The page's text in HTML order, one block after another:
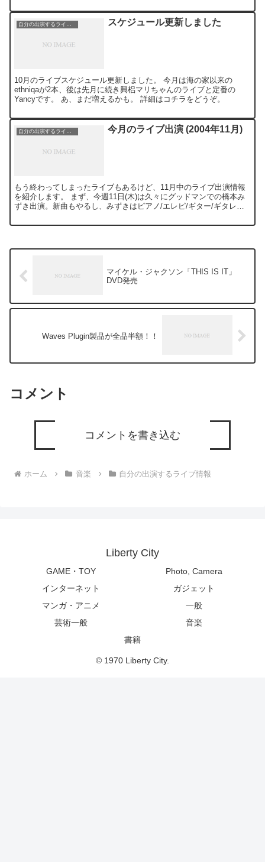
スケジュール更新しました
10月のライブスケジュール更新しました。 今月は海の家以来の
ethniqaが2本、後は先月に続き興梠マリちゃんのライブと定番の
Yancyです。 あ、まだ増えるかも。 詳細はコチラをどうぞ。
自分の出演するライブ情報 今月のライブ出演 (2004年11月)
もう終わってしまったライブもあるけど、11月中のライブ出演情報
を紹介します。 まず、今週11日(木)は久々にグッドマンでの橋本み
ずき出演。新曲もやるし、みずきはピアノ/エレピ/ギター/ギタレレ
マイケル・ジャクソン「THIS IS IT」
DVD発売
Waves Plugin製品が全品半額！！
コメント
コメントを書き込む
ホーム 音楽 自分の出演するライブ情報
Liberty City
GAME・TOY
Photo, Camera
インターネット
ガジェット
マンガ・アニメ
一般
芸術一般
音楽
書籍
© 1970 Liberty City.